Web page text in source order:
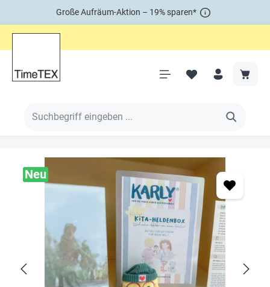
Große Aufräum-Aktion – 19% sparen*
Neu